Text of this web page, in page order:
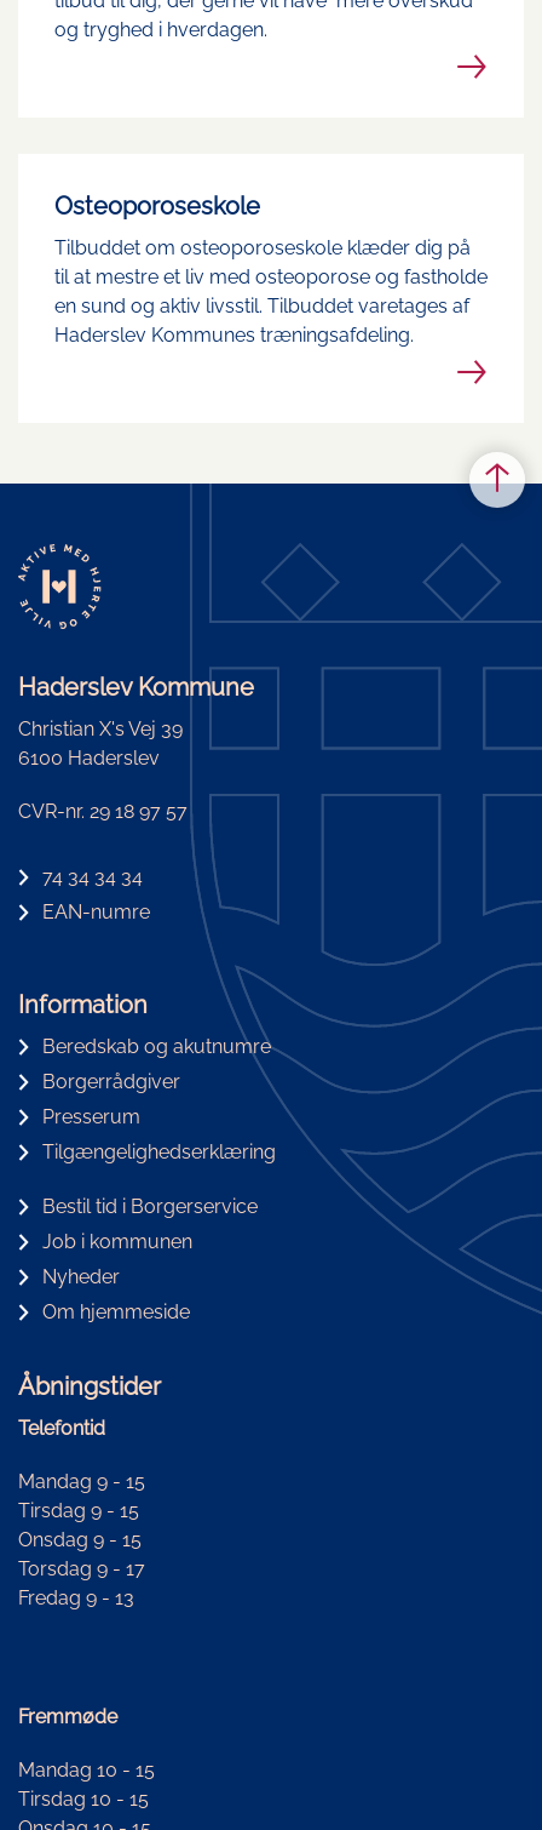
og tryghed i hverdagen.
Osteoporoseskole
Tilbuddet om osteoporoseskole klæder dig på
til at mestre et liv med osteoporose og fastholde
en sund og aktiv livsstil. Tilbuddet varetages af
Haderslev Kommunes træningsafdeling.
Haderslev Kommune
Christian X's Vej 39
6100 Haderslev
CVR-nr. 29 18 97 57
74 34 34 34
EAN-numre
Information
Beredskab og akutnumre
Borgerrådgiver
Presserum
Tilgængelighedserklæring
Bestil tid i Borgerservice
Job i kommunen
Nyheder
Om hjemmeside
Åbningstider
Telefontid
Mandag 9 - 15
Tirsdag 9 - 15
Onsdag 9 - 15
Torsdag 9 - 17
Fredag 9 - 13
Fremmøde
Mandag 10 - 15
Tirsdag 10 - 15